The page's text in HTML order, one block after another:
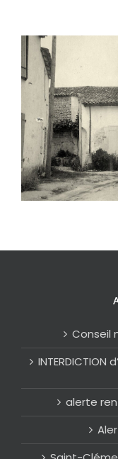
Conseil
INTERDICTION
alerte